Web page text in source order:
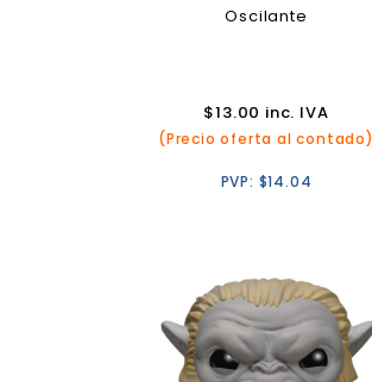
Oscilante
$13.00 inc. IVA
(Precio oferta al contado)
PVP: $14.04